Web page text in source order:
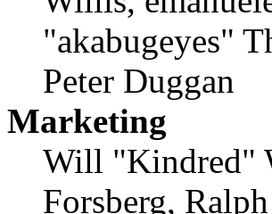
"akabugeyes"
Peter Duggan
Marketing
Will "Kindred"
Forsberg,